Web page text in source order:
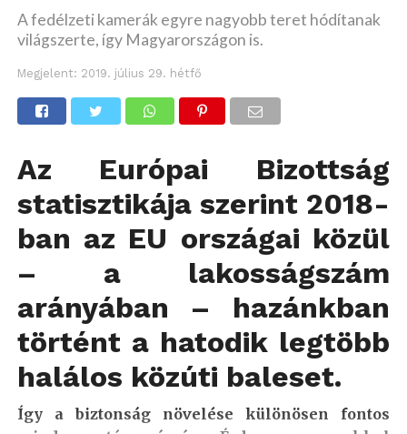
A fedélzeti kamerák egyre nagyobb teret hódítanak
világszerte, így Magyarországon is.
Megjelent: 2019. július 29. hétfő
Az Európai Bizottság
statisztikája szerint 2018-
ban az EU országai közül
– a lakosságszám
arányában – hazánkban
történt a hatodik legtöbb
halálos közúti baleset.
Így a biztonság növelése különösen fontos